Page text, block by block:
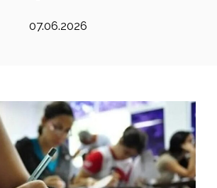
07.06.2026